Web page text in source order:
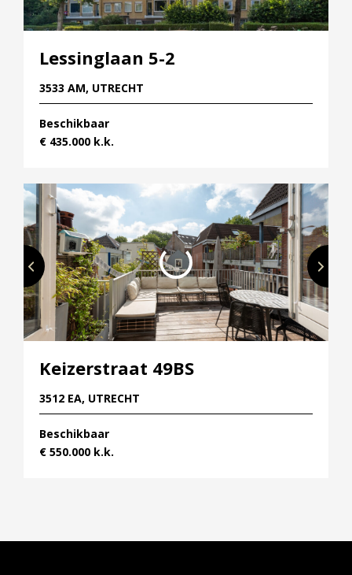
Lessinglaan 5-2
3533 AM, UTRECHT
Beschikbaar
€ 435.000 k.k.
Keizerstraat 49BS
3512 EA, UTRECHT
Beschikbaar
€ 550.000 k.k.